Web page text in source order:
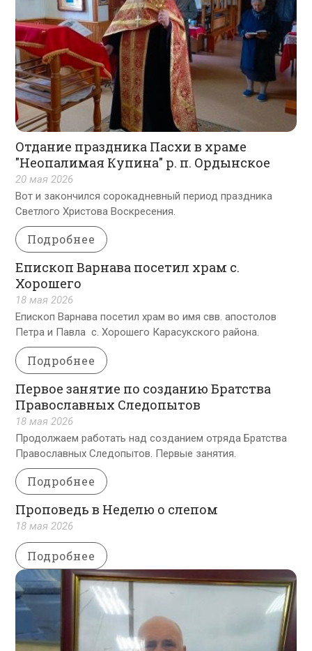
Отдание праздника Пасхи в храме
"Неопалимая Купина" р. п. Ордынское
20 мая 2026
Вот и закончился сорокадневный период праздника
Светлого Христова Воскресения.
Подробнее
Епископ Варнава посетил храм с.
Хорошего
18 мая 2026
Епископ Варнава посетил храм во имя свв. апостолов
Петра и Павла с. Хорошего Карасукского района.
Подробнее
Первое занятие по созданию Братства
Православных Следопытов
18 мая 2026
Продолжаем работать над созданием отряда Братства
Православных Следопытов. Первые занятия.
Подробнее
Проповедь в Неделю о слепом
18 мая 2026
Подробнее